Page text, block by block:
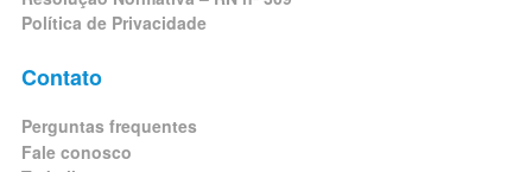
Política de Privacidade
Contato
Perguntas frequentes
Fale conosco